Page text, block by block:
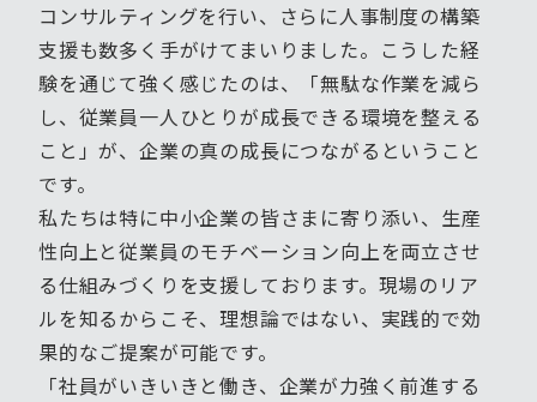
コンサルティングを行い、さらに人事制度の構築
支援も数多く手がけてまいりました。こうした経
験を通じて強く感じたのは、「無駄な作業を減ら
し、従業員一人ひとりが成長できる環境を整える
こと」が、企業の真の成長につながるということ
です。
私たちは特に中小企業の皆さまに寄り添い、生産
性向上と従業員のモチベーション向上を両立させ
る仕組みづくりを支援しております。現場のリア
ルを知るからこそ、理想論ではない、実践的で効
果的なご提案が可能です。
「社員がいきいきと働き、企業が力強く前進する